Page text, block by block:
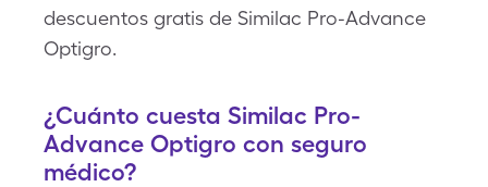
descuentos gratis de Similac Pro-Advance
Optigro.
¿Cuánto cuesta Similac Pro-
Advance Optigro con seguro
médico?